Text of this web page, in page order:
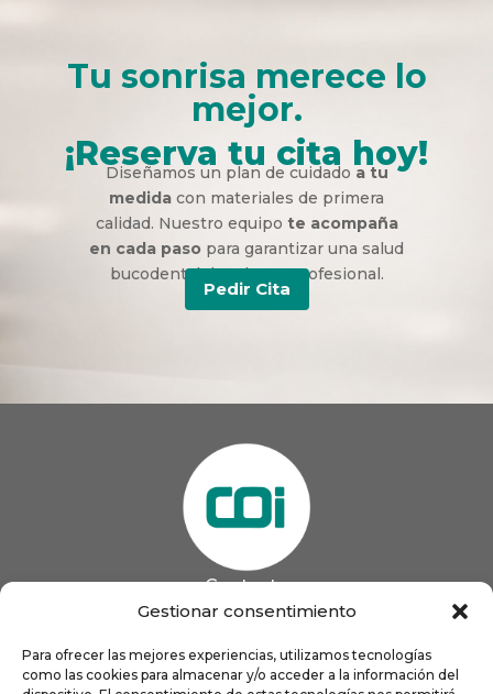
Gestionar consentimiento
Para ofrecer las mejores experiencias, utilizamos tecnologías
como las cookies para almacenar y/o acceder a la información del
Tu sonrisa merece lo
mejor.
¡Reserva tu cita hoy!
Diseñamos un plan de cuidado a tu
medida con materiales de primera
calidad. Nuestro equipo te acompaña
en cada paso para garantizar una salud
bucodental duradera y profesional.
Pedir Cita
Contacto
 coigijon@gmail.com
Horario
Lun 9:00 a 13:00 - 16:00 a 21:00